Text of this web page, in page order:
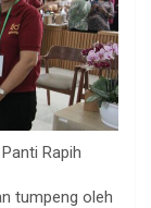
Rapih
tumpeng oleh